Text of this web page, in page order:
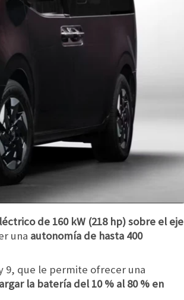
de 160 kW (218 hp) sobre el eje
una autonomía de hasta 400
9, que le permite ofrecer una
la batería del 10 % al 80 % en